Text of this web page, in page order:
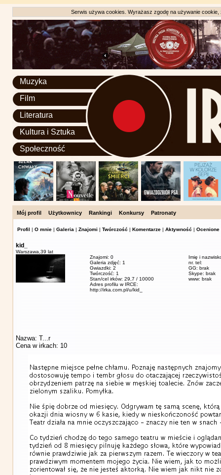
Serwis używa cookies. Wyrażasz zgodę na używanie
Muzyka
Film
Literatura
Kultura i Sztuka
Społeczność
Mój profil Użytkownicy Rankingi Konkursy Patronaty
Profil | O mnie | Galeria | Znajomi | Twórczość | Komentarze | Aktywność | Ocenione
kid_
Warszawa, 39 lat
Znajomi: 0
Galeria zdjęć: 1
Gwiazdki: 2
Twórczość: 1
Stan/cel irków: 29,7 / 10000
Adres profilu w IRCE:
http://irka.com.pl/u/kid_
Imię i
nr. tel:
GG: brak
Skype: brak
www: brak
Nazwa: T...r
Cena w irkach: 10